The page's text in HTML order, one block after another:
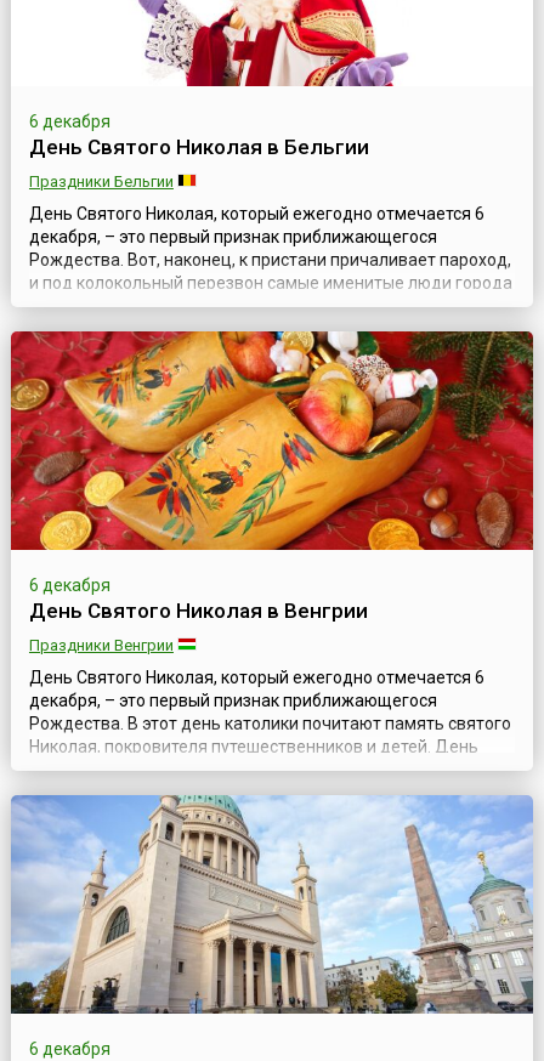
6 декабря
День Святого Николая в Бельгии
Праздники Бельгии
День Святого Николая, который ежегодно отмечается 6
декабря, – это первый признак приближающегося
Рождества. Вот, наконец, к пристани причаливает пароход,
и под колокольный перезвон самые именитые люди города
подводят к трапу прекрасного белого коня. Кто это
спускается по трапу и удаляется верхом на лошади в
сопровождении своих слуг и помощников? Этот статный
старик с белой длинной бородой и в...
6 декабря
День Святого Николая в Венгрии
Праздники Венгрии
День Святого Николая, который ежегодно отмечается 6
декабря, – это первый признак приближающегося
Рождества. В этот день католики почитают память святого
Николая, покровителя путешественников и детей. День
святого Николая имеет религиозные корни и традиции
празднования, выработанные в народе веками. О земной
жизни святого Николая из исторических хроник известно
немного. Родился он на территори...
6 декабря